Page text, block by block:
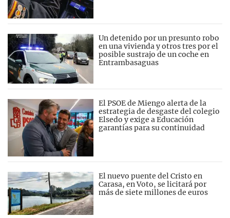
Un detenido por un presunto robo
en una vivienda y otros tres por el
posible sustrajo de un coche en
Entrambasaguas
El PSOE de Miengo alerta de la
estrategia de desgaste del colegio
Elsedo y exige a Educación
garantías para su continuidad
El nuevo puente del Cristo en
Carasa, en Voto, se licitará por
más de siete millones de euros